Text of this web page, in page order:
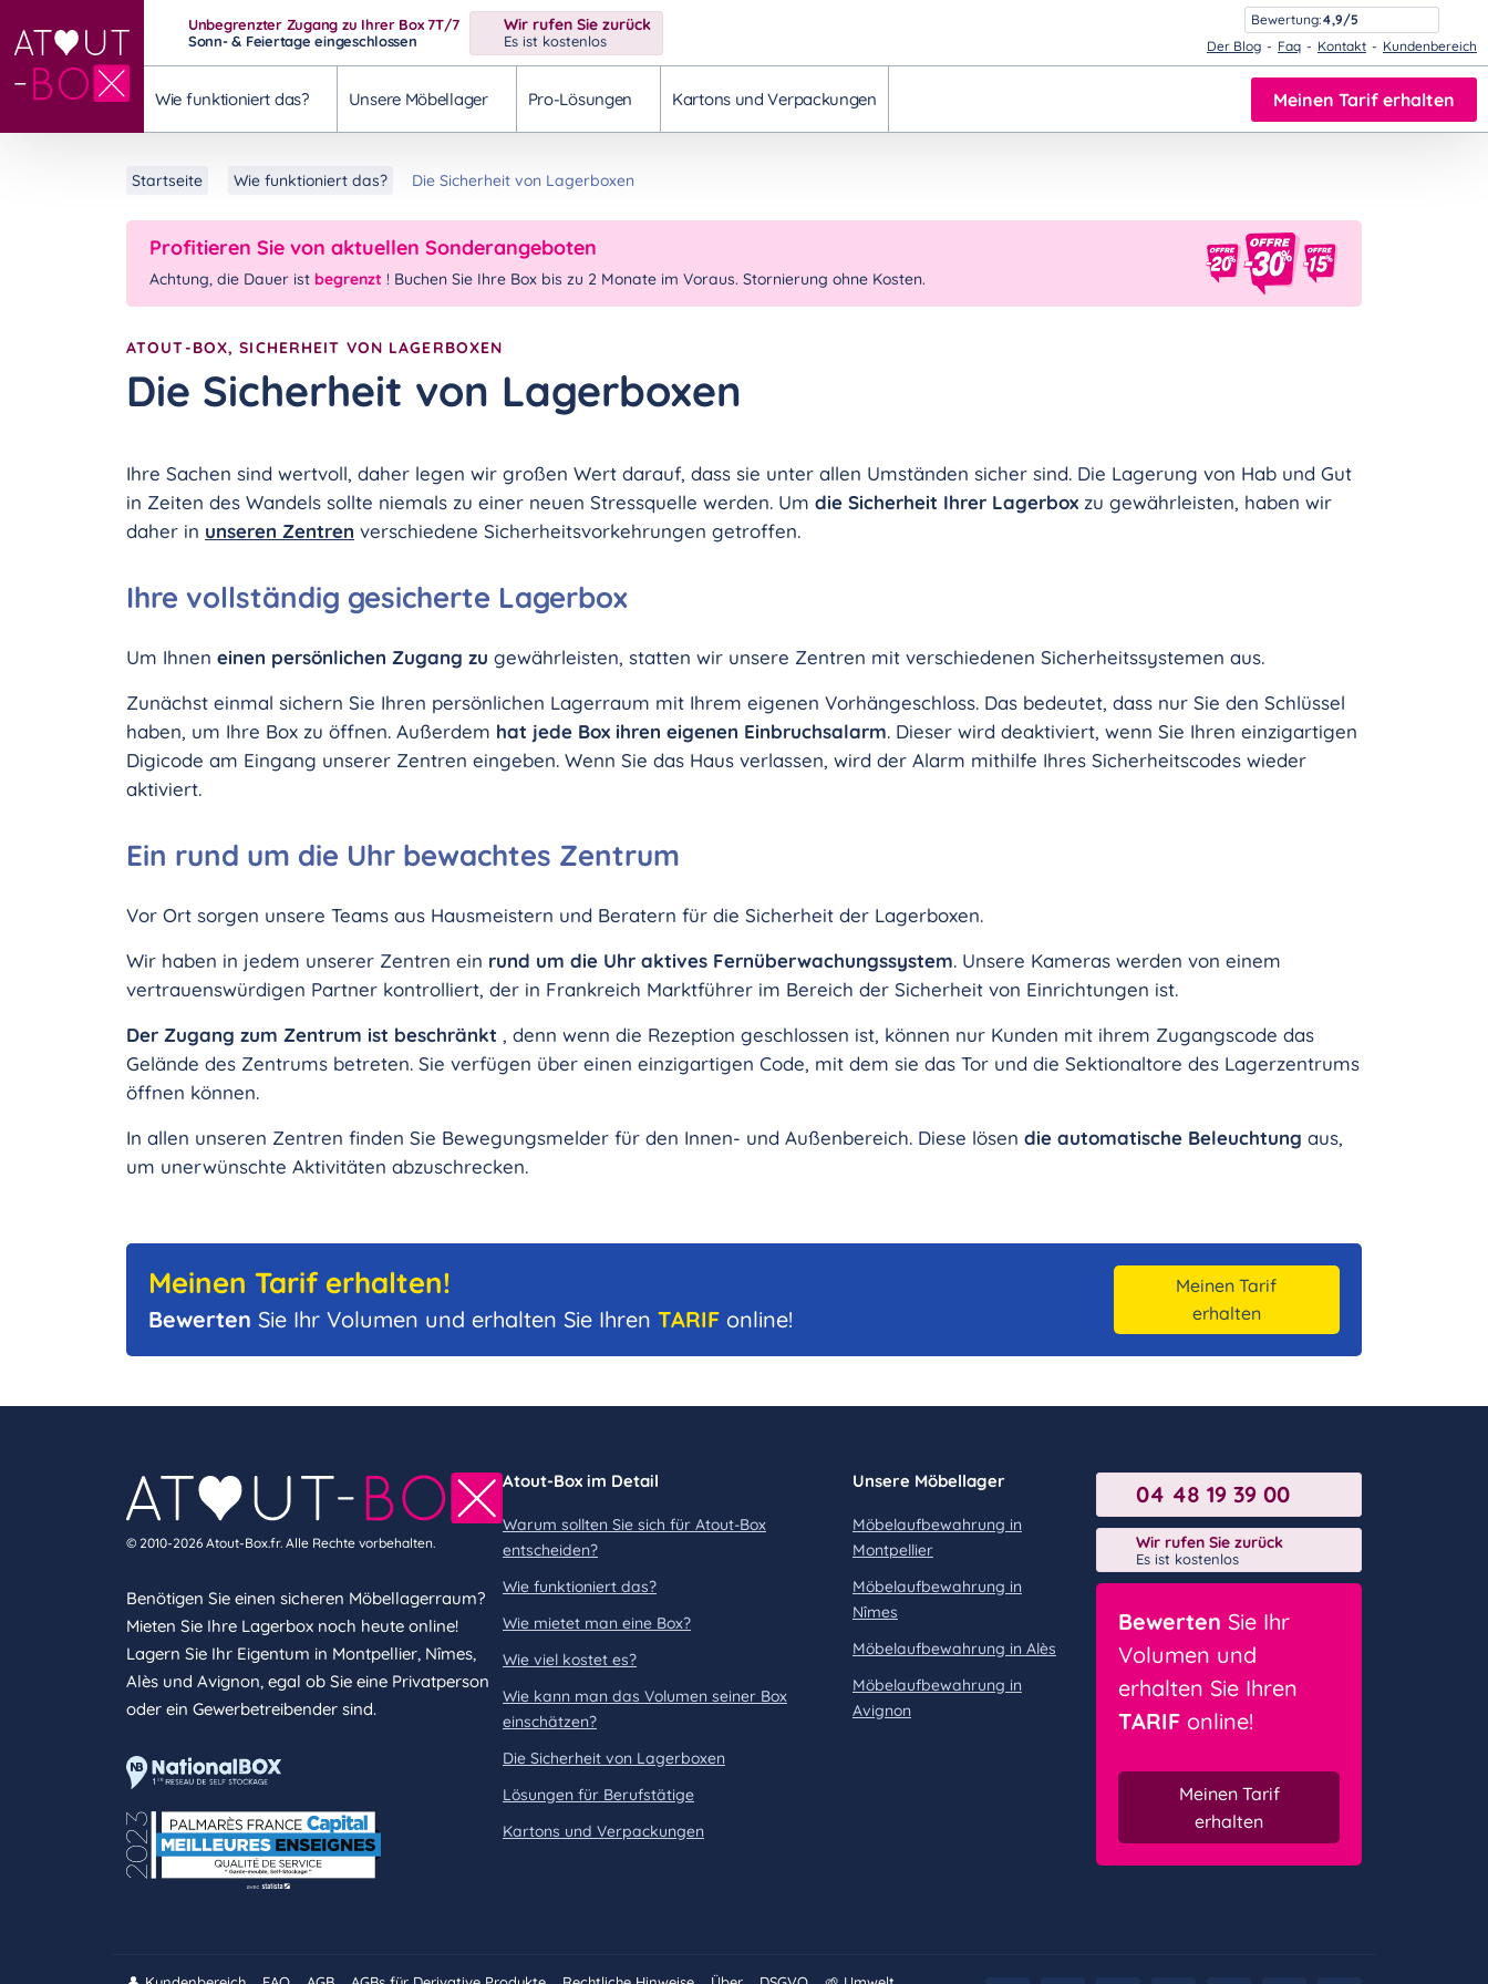
Unbegrenzter Zugang zu Ihrer Box 7T/7
Sonn- & Feiertage eingeschlossen
Wir rufen Sie zurück
Es ist kostenlos
Bewertung:4,9/5
Der Blog
Faq Kontakt Kundenbereich
Wie funktioniert das? Unsere Möbellager Pro-Lösungen Kartons und Verpackungen Meinen Tarif erhalten
Startseite Wie funktioniert das? Die Sicherheit von Lagerboxen
Profitieren Sie von aktuellen Sonderangeboten
Achtung, die Dauer ist begrenzt ! Buchen Sie Ihre Box bis zu 2 Monate im Voraus. Stornierung ohne Kosten.
ATOUT-BOX, SICHERHEIT VON LAGERBOXEN
Die Sicherheit von Lagerboxen
Ihre Sachen sind wertvoll, daher legen wir großen Wert darauf, dass sie unter allen Umständen sicher sind. Die Lagerung von Hab und Gut
in Zeiten des Wandels sollte niemals zu einer neuen Stressquelle werden. Um die Sicherheit Ihrer Lagerbox zu gewährleisten, haben wir
daher in unseren Zentren verschiedene Sicherheitsvorkehrungen getroffen.
Ihre vollständig gesicherte Lagerbox
Um Ihnen einen persönlichen Zugang zu gewährleisten, statten wir unsere Zentren mit verschiedenen Sicherheitssystemen aus.
Zunächst einmal sichern Sie Ihren persönlichen Lagerraum mit Ihrem eigenen Vorhängeschloss. Das bedeutet, dass nur Sie den Schlüssel
haben, um Ihre Box zu öffnen. Außerdem hat jede Box ihren eigenen Einbruchsalarm. Dieser wird deaktiviert, wenn Sie Ihren einzigartigen
Digicode am Eingang unserer Zentren eingeben. Wenn Sie das Haus verlassen, wird der Alarm mithilfe Ihres Sicherheitscodes wieder
aktiviert.
Ein rund um die Uhr bewachtes Zentrum
Vor Ort sorgen unsere Teams aus Hausmeistern und Beratern für die Sicherheit der Lagerboxen.
Wir haben in jedem unserer Zentren ein rund um die Uhr aktives Fernüberwachungssystem. Unsere Kameras werden von einem
vertrauenswürdigen Partner kontrolliert, der in Frankreich Marktführer im Bereich der Sicherheit von Einrichtungen ist.
Der Zugang zum Zentrum ist beschränkt , denn wenn die Rezeption geschlossen ist, können nur Kunden mit ihrem Zugangscode das
Gelände des Zentrums betreten. Sie verfügen über einen einzigartigen Code, mit dem sie das Tor und die Sektionaltore des Lagerzentrums
öffnen können.
In allen unseren Zentren finden Sie Bewegungsmelder für den Innen- und Außenbereich. Diese lösen die automatische Beleuchtung aus,
um unerwünschte Aktivitäten abzuschrecken.
Meinen Tarif erhalten!
Bewerten Sie Ihr Volumen und erhalten Sie Ihren TARIF online!
Meinen Tarif
erhalten
© 2010-2026 Atout-Box.fr. Alle Rechte vorbehalten.
Benötigen Sie einen sicheren Möbellagerraum?
Mieten Sie Ihre Lagerbox noch heute online!
Lagern Sie Ihr Eigentum in Montpellier, Nîmes,
Alès und Avignon, egal ob Sie eine Privatperson
oder ein Gewerbetreibender sind.
Atout-Box im Detail
Warum sollten Sie sich für Atout-Box
entscheiden?
Wie funktioniert das?
Wie mietet man eine Box?
Wie viel kostet es?
Wie kann man das Volumen seiner Box
einschätzen?
Die Sicherheit von Lagerboxen
Lösungen für Berufstätige
Kartons und Verpackungen
Unsere Möbellager
Möbelaufbewahrung in
Montpellier
Möbelaufbewahrung in
Nîmes
Möbelaufbewahrung in Alès
Möbelaufbewahrung in
Avignon
04 48 19 39 00
Wir rufen Sie zurück
Es ist kostenlos
Bewerten Sie Ihr
Volumen und
erhalten Sie Ihren
TARIF online!
Meinen Tarif
erhalten